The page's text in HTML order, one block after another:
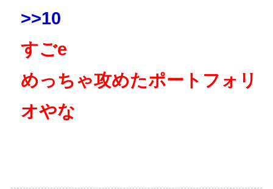
>>10
すごe
めっちゃ攻めたポートフォリ
オやな